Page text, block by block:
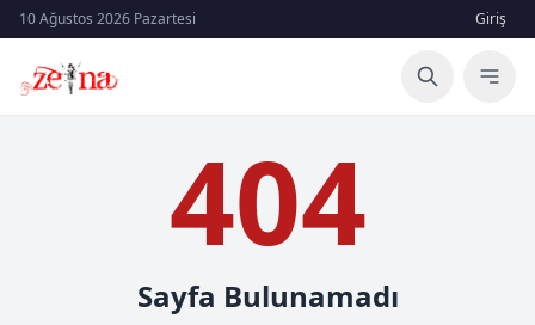
10 Ağustos 2026 Pazartesi Giriş
404
Sayfa Bulunamadı